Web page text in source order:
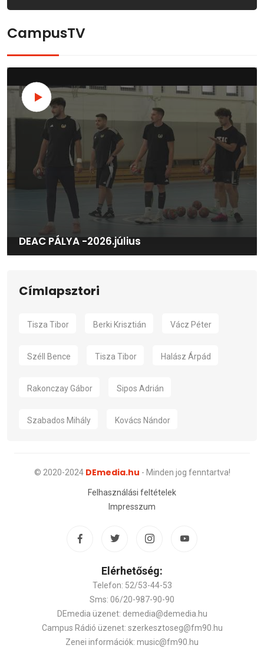
CampusTV
DEAC PÁLYA -2026.július
Címlapsztori
Tisza Tibor Berki Krisztián Vácz Péter
Széll Bence Tisza Tibor Halász Árpád
Rakonczay Gábor Sipos Adrián
Szabados Mihály Kovács Nándor
© 2020-2024 DEmedia.hu - Minden jog fenntartva!
Felhasználási feltételek
Impresszum
Elérhetőség:
Telefon: 52/53-44-53
Sms: 06/20-987-90-90
DEmedia üzenet: demedia@demedia.hu
Campus Rádió üzenet: szerkesztoseg@fm90.hu
Zenei információk: music@fm90.hu